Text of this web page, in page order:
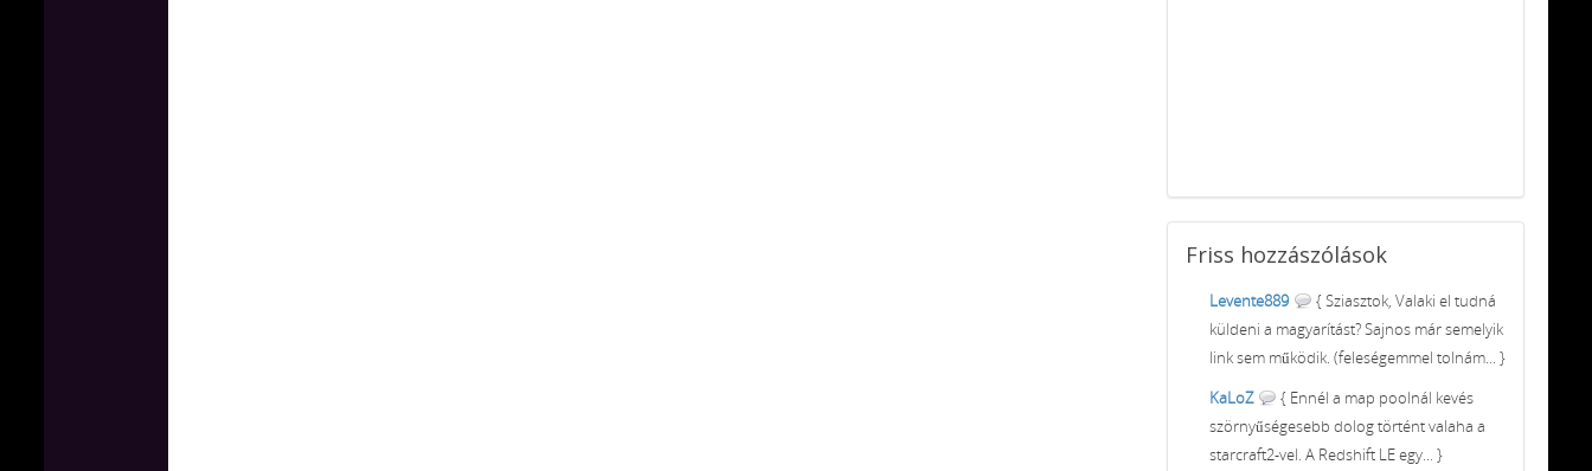
Friss hozzászólások
Levente889
{ Sziasztok, Valaki el tudná
küldeni a magyarítást? Sajnos már semelyik
link sem működik. (feleségemmel tolnám... }
KaLoZ
{ Ennél a map poolnál kevés
szörnyűségesebb dolog történt valaha a
starcraft2-vel. A Redshift LE egy... }